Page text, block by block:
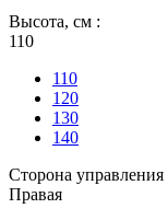
Высота, см :
110
110
120
130
140
Сторона управления
Правая